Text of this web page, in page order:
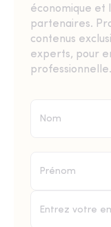
économique et
partenaires.
contenus
experts, pour
professionnelle.